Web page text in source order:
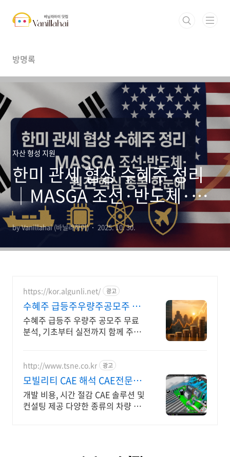
방명록
자산 형성 지원
한미 관세 협상 수혜주 정리
│MASGA 조선·반도체·원
전 핵심 종목 한눈에
by Vanillahai (바닐라하이) 2025. 10. 30.
https://kor.algunli.net/ 광고
수혜주 급등주우량주공모주 추
우량주 무료 공유
수혜주 급등주 우량주 공모주 무료
분석, 기초부터 실전까지 함께 주식
http://www.tsne.co.kr 광고
모빌리티 CAE 해석 CAE전문기
업태성에스엔이
개발 비용, 시간 절감 CAE 솔루션 및
컨설팅 제공 다양한 종류의 차량 부